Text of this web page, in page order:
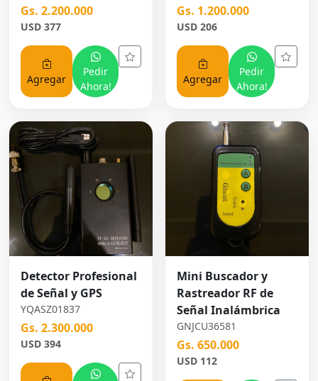
Gs. 2.200.000
USD 377
Agregar
Pedir
Ahora!
Gs. 1.200.000
USD 206
Agregar
Pedir
Ahora!
Detector Profesional
de Señal y GPS
YQASZ01837
Gs. 2.300.000
USD 394
Mini Buscador y
Rastreador RF de
Señal Inalámbrica
GNJCU36581
Gs. 650.000
USD 112